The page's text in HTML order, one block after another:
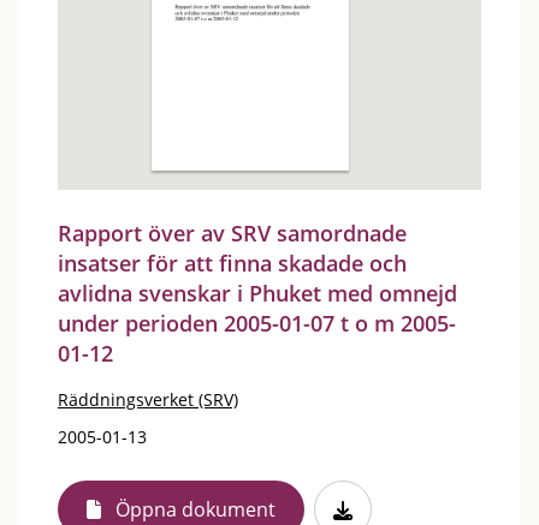
Rapport över av SRV samordnade
insatser för att finna skadade och
avlidna svenskar i Phuket med omnejd
under perioden 2005-01-07 t o m 2005-
01-12
Räddningsverket (SRV)
2005-01-13
Öppna dokument